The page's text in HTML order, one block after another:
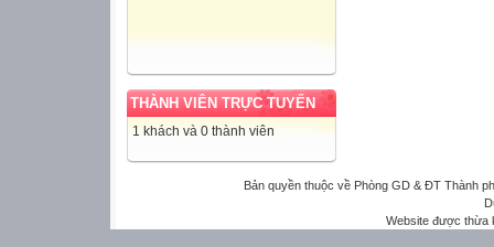
THÀNH VIÊN TRỰC TUYẾN
1 khách và 0 thành viên
Bản quyền thuộc về Phòng GD & ĐT Thành
Website được thừa